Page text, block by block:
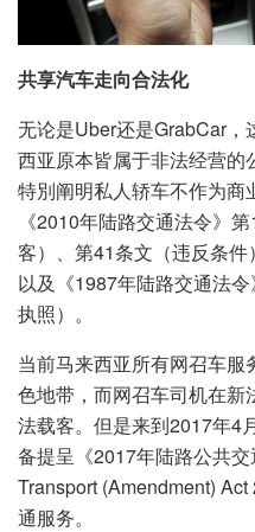
共享汽车走向合法化
无论是Uber还是GrabCar
西亚原本皆属于非法经营的
特別阐明私人轿车不作为商
《2010年陆路交通法令》
客）、第41条文（违反条件
以及《1987年陆路交通法
执照）。
当前马来西亚所有网召车
色地带，而网召车司机在新
法载客。但是来到2017年4
备提呈《2017年陆路公共
Transport (Amendment)
通服务。